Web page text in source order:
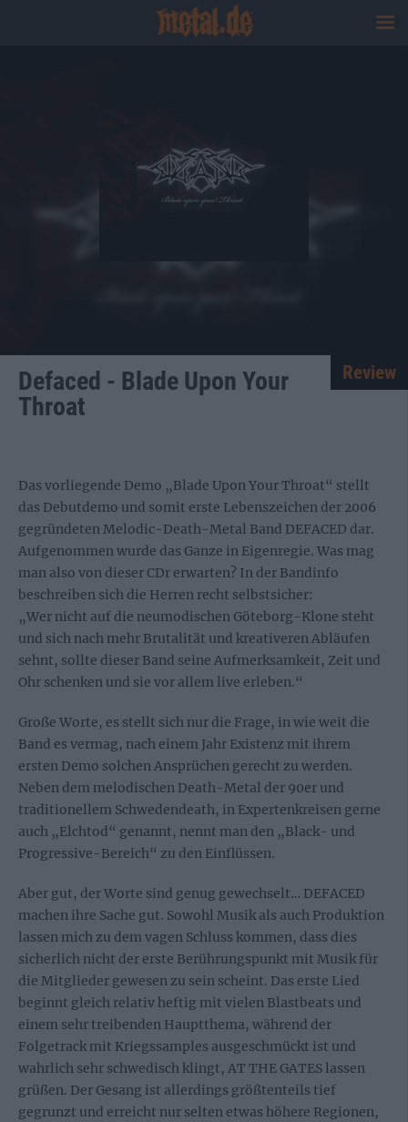
Defaced - Blade Upon Your
Throat
Review
Das vorliegende Demo „Blade Upon Your Throat“ stellt
das Debutdemo und somit erste Lebenszeichen der 2006
gegründeten Melodic-Death-Metal Band DEFACED dar.
Aufgenommen wurde das Ganze in Eigenregie. Was mag
man also von dieser CDr erwarten? In der Bandinfo
beschreiben sich die Herren recht selbstsicher:
„Wer nicht auf die neumodischen Göteborg-Klone steht
und sich nach mehr Brutalität und kreativeren Abläufen
sehnt, sollte dieser Band seine Aufmerksamkeit, Zeit und
Ohr schenken und sie vor allem live erleben.“
Große Worte, es stellt sich nur die Frage, in wie weit die
Band es vermag, nach einem Jahr Existenz mit ihrem
ersten Demo solchen Ansprüchen gerecht zu werden.
Neben dem melodischen Death-Metal der 90er und
traditionellem Schwedendeath, in Expertenkreisen gerne
auch „Elchtod“ genannt, nennt man den „Black- und
Progressive-Bereich“ zu den Einflüssen.
Aber gut, der Worte sind genug gewechselt… DEFACED
machen ihre Sache gut. Sowohl Musik als auch Produktion
lassen mich zu dem vagen Schluss kommen, dass dies
sicherlich nicht der erste Berührungspunkt mit Musik für
die Mitglieder gewesen zu sein scheint. Das erste Lied
beginnt gleich relativ heftig mit vielen Blastbeats und
einem sehr treibenden Hauptthema, während der
Folgetrack mit Kriegssamples ausgeschmückt ist und
wahrlich sehr schwedisch klingt, AT THE GATES lassen
grüßen. Der Gesang ist allerdings größtenteils tief
gegrunzt und erreicht nur selten etwas höhere Regionen,